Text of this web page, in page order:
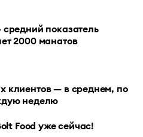
показатель
2000 манатов
клиентов — в среднем, по
неделю
Food уже сейчас!